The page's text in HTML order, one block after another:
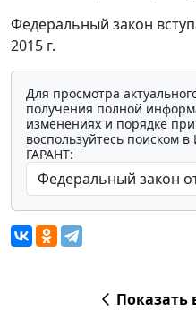
Федеральный закон
2015 г.
Для просмотра
получения полной
изменениях и порядке
воспользуйтесь поиском
ГАРАНТ:
Показать